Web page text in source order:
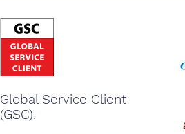
Global Service Client
(GSC).